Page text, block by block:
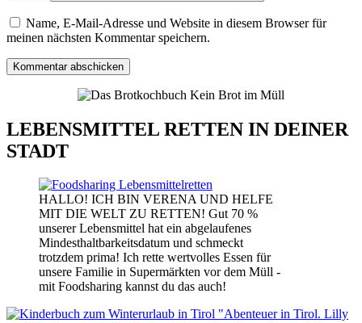
Name, E-Mail-Adresse und Website in diesem Browser für
meinen nächsten Kommentar speichern.
LEBENSMITTEL RETTEN IN DEINER
STADT
HALLO! ICH BIN VERENA UND HELFE
MIT DIE WELT ZU RETTEN! Gut 70 %
unserer Lebensmittel hat ein abgelaufenes
Mindesthaltbarkeitsdatum und schmeckt
trotzdem prima! Ich rette wertvolles Essen für
unsere Familie in Supermärkten vor dem Müll -
mit Foodsharing kannst du das auch!